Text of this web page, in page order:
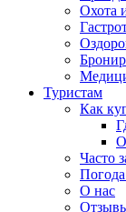
Охота
Туристам
Как
Часто
О нас